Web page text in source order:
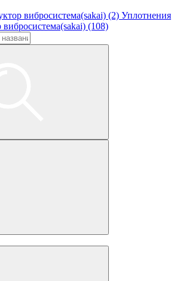
вибросистема(sakai) (2) Уплотнения
вибросистема(sakai) (108)